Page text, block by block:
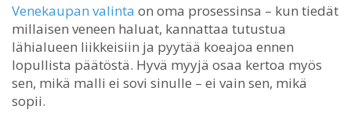
Venekaupan valinta on oma prosessinsa – kun tiedät
millaisen veneen haluat, kannattaa tutustua
lähialueen liikkeisiin ja pyytää koeajoa ennen
lopullista päätöstä. Hyvä myyjä osaa kertoa myös
sen, mikä malli ei sovi sinulle – ei vain sen, mikä
sopii.